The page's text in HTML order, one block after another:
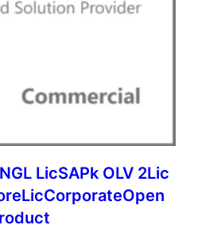
LicSAPk OLV 2Lic